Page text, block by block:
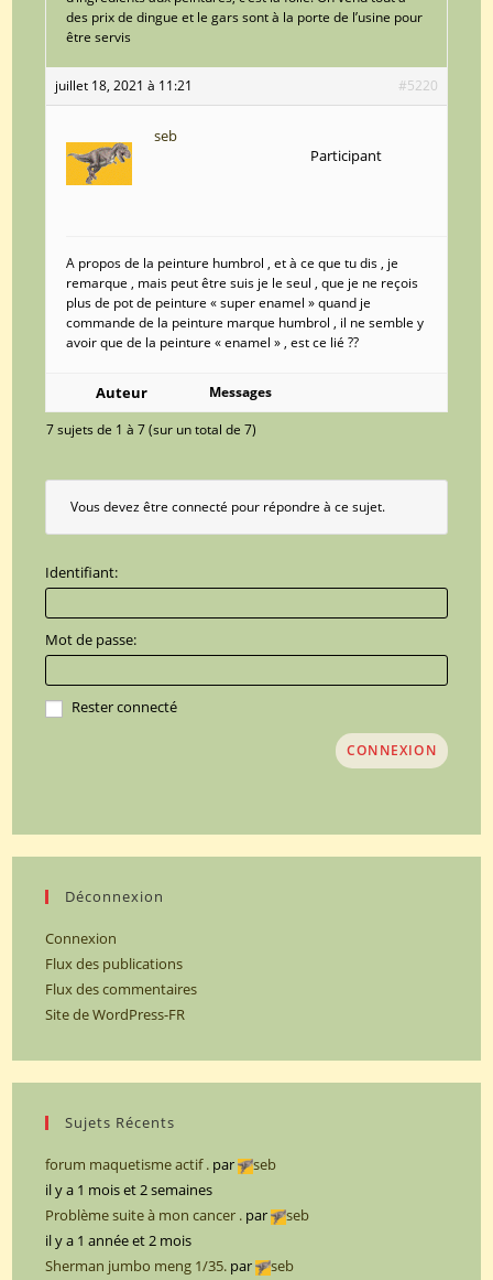
des prix de dingue et le gars sont à la porte de l’usine pour
être servis
juillet 18, 2021 à 11:21 #5220
seb
Participant
A propos de la peinture humbrol , et à ce que tu dis , je
remarque , mais peut être suis je le seul , que je ne reçois
plus de pot de peinture « super enamel » quand je
commande de la peinture marque humbrol , il ne semble y
avoir que de la peinture « enamel » , est ce lié ??
Auteur
Messages
7 sujets de 1 à 7 (sur un total de 7)
Vous devez être connecté pour répondre à ce sujet.
Identifiant:
Mot de passe:
Rester connecté
CONNEXION
Déconnexion
Connexion
Flux des publications
Flux des commentaires
Site de WordPress-FR
Sujets Récents
forum maquetisme actif . par
seb
il y a 1 mois et 2 semaines
Problème suite à mon cancer . par
seb
il y a 1 année et 2 mois
Sherman jumbo meng 1/35. par
seb